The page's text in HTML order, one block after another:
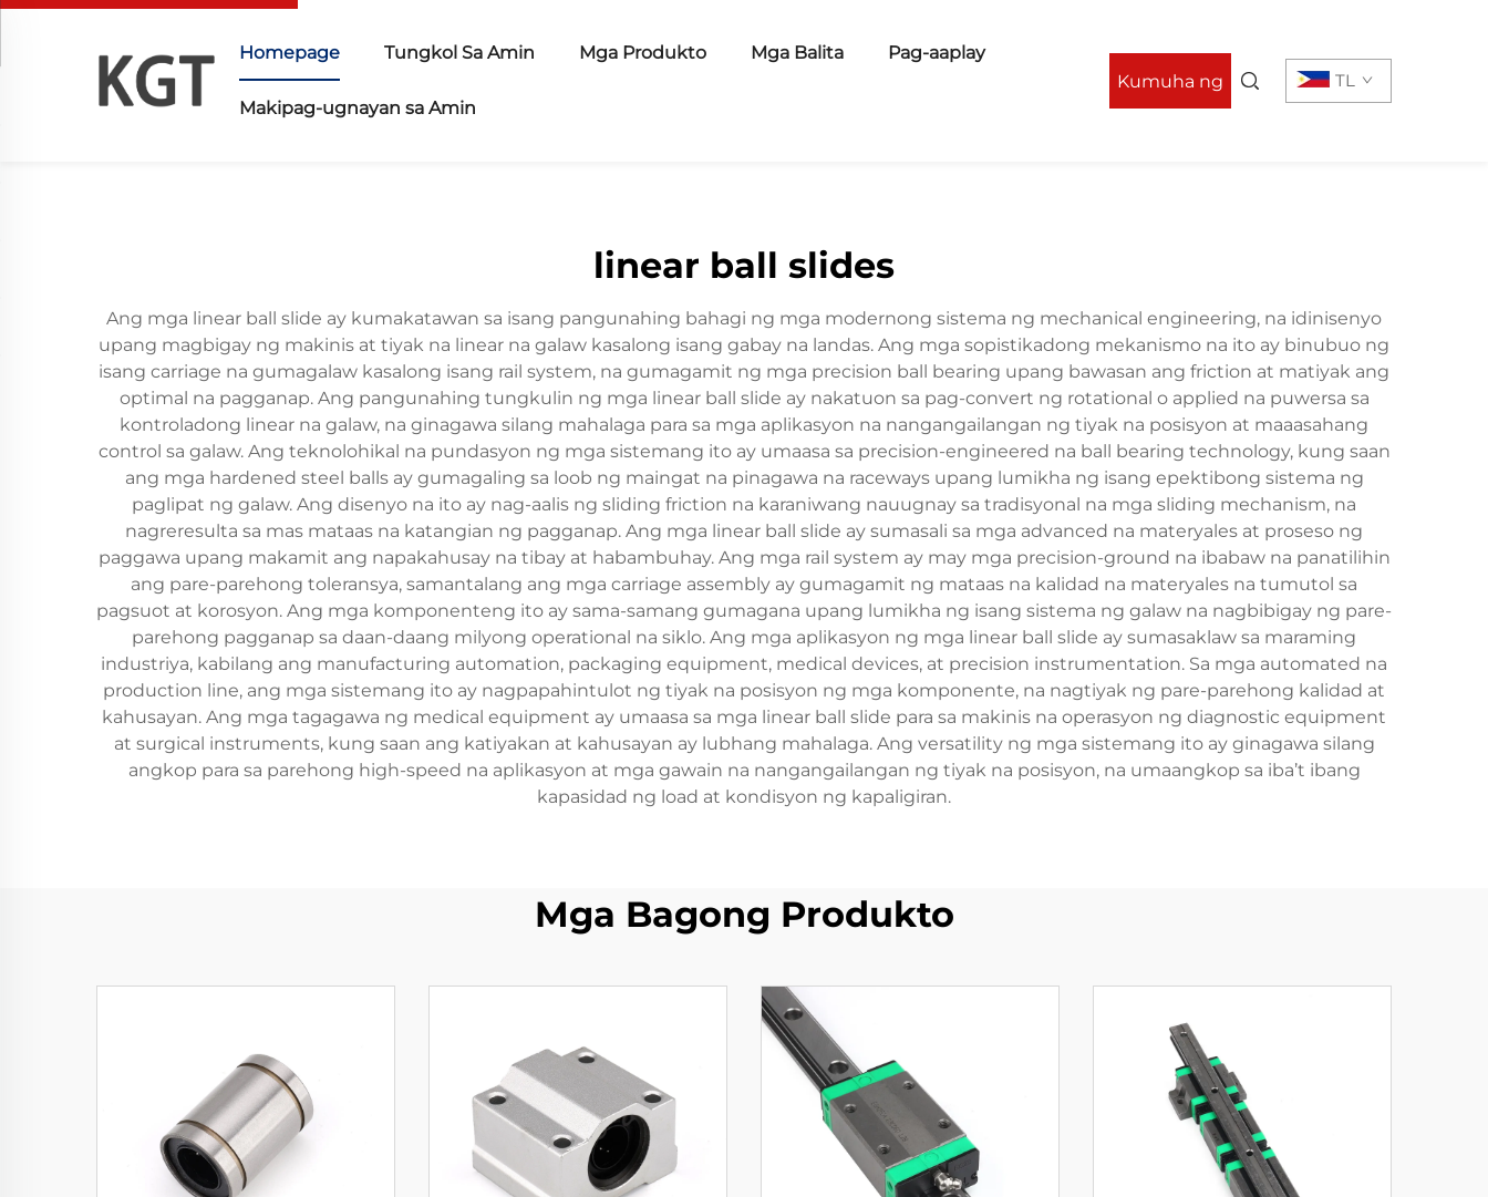
Homepage Tungkol Sa Amin Mga Produkto Mga Balita Pag-aaplay
Makipag-ugnayan sa Amin
Kumuha ng TL
linear ball slides
Ang mga linear ball slide ay kumakatawan sa isang pangunahing bahagi ng mga modernong sistema ng mechanical engineering, na idinisenyo
upang magbigay ng makinis at tiyak na linear na galaw kasalong isang gabay na landas. Ang mga sopistikadong mekanismo na ito ay binubuo ng
isang carriage na gumagalaw kasalong isang rail system, na gumagamit ng mga precision ball bearing upang bawasan ang friction at matiyak ang
optimal na pagganap. Ang pangunahing tungkulin ng mga linear ball slide ay nakatuon sa pag-convert ng rotational o applied na puwersa sa
kontroladong linear na galaw, na ginagawa silang mahalaga para sa mga aplikasyon na nangangailangan ng tiyak na posisyon at maaasahang
control sa galaw. Ang teknolohikal na pundasyon ng mga sistemang ito ay umaasa sa precision-engineered na ball bearing technology, kung saan
ang mga hardened steel balls ay gumagaling sa loob ng maingat na pinagawa na raceways upang lumikha ng isang epektibong sistema ng
paglipat ng galaw. Ang disenyo na ito ay nag-aalis ng sliding friction na karaniwang nauugnay sa tradisyonal na mga sliding mechanism, na
nagreresulta sa mas mataas na katangian ng pagganap. Ang mga linear ball slide ay sumasali sa mga advanced na materyales at proseso ng
paggawa upang makamit ang napakahusay na tibay at habambuhay. Ang mga rail system ay may mga precision-ground na ibabaw na panatilihin
ang pare-parehong toleransya, samantalang ang mga carriage assembly ay gumagamit ng mataas na kalidad na materyales na tumutol sa
pagsuot at korosyon. Ang mga komponenteng ito ay sama-samang gumagana upang lumikha ng isang sistema ng galaw na nagbibigay ng pare-
parehong pagganap sa daan-daang milyong operational na siklo. Ang mga aplikasyon ng mga linear ball slide ay sumasaklaw sa maraming
industriya, kabilang ang manufacturing automation, packaging equipment, medical devices, at precision instrumentation. Sa mga automated na
production line, ang mga sistemang ito ay nagpapahintulot ng tiyak na posisyon ng mga komponente, na nagtiyak ng pare-parehong kalidad at
kahusayan. Ang mga tagagawa ng medical equipment ay umaasa sa mga linear ball slide para sa makinis na operasyon ng diagnostic equipment
at surgical instruments, kung saan ang katiyakan at kahusayan ay lubhang mahalaga. Ang versatility ng mga sistemang ito ay ginagawa silang
angkop para sa parehong high-speed na aplikasyon at mga gawain na nangangailangan ng tiyak na posisyon, na umaangkop sa iba’t ibang
kapasidad ng load at kondisyon ng kapaligiran.
Mga Bagong Produkto